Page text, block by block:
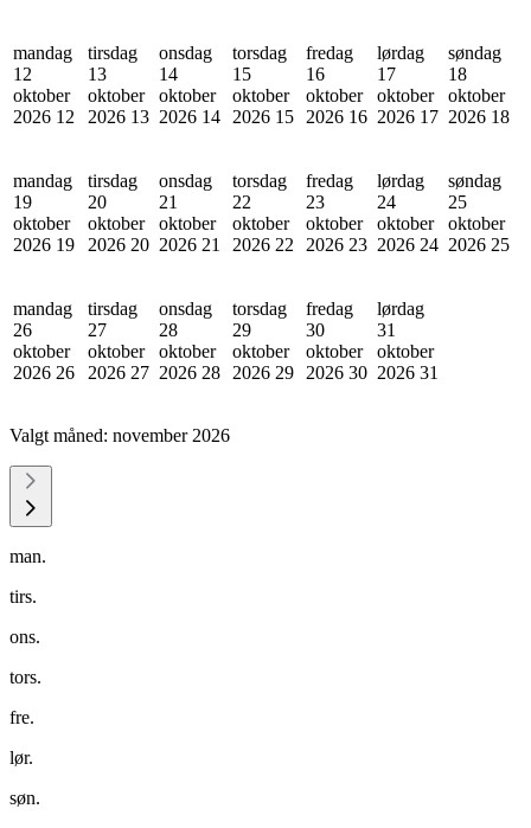
mandag
12
oktober
2026 12
tirsdag
13
oktober
2026 13
onsdag
14
oktober
2026 14
torsdag
15
oktober
2026 15
fredag
16
oktober
2026 16
lørdag
17
oktober
2026 17
søndag
18
oktober
2026 18
mandag
19
oktober
2026 19
tirsdag
20
oktober
2026 20
onsdag
21
oktober
2026 21
torsdag
22
oktober
2026 22
fredag
23
oktober
2026 23
lørdag
24
oktober
2026 24
søndag
25
oktober
2026 25
mandag
26
oktober
2026 26
tirsdag
27
oktober
2026 27
onsdag
28
oktober
2026 28
torsdag
29
oktober
2026 29
fredag
30
oktober
2026 30
lørdag
31
oktober
2026 31
Valgt måned: november 2026
man.
tirs.
ons.
tors.
fre.
lør.
søn.